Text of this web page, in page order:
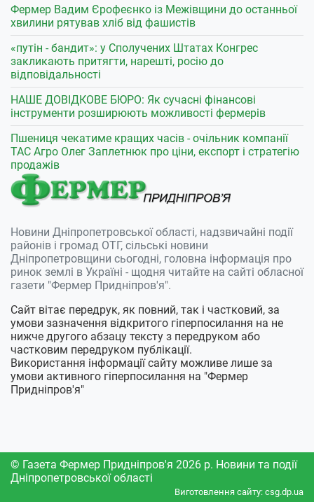
Фермер Вадим Єрофеєнко із Межівщини до останньої
хвилини рятував хліб від фашистів
«путін - бандит»: у Сполучених Штатах Конгрес
закликають притягти, нарешті, росію до
відповідальності
НАШЕ ДОВІДКОВЕ БЮРО: Як сучасні фінансові
інструменти розширюють можливості фермерів
Пшениця чекатиме кращих часів - очільник компанії
ТАС Агро Олег Заплетнюк про ціни, експорт і стратегію
продажів
Новини Дніпропетровської області, надзвичайні події
районів і громад ОТГ, сільські новини
Дніпропетровщини сьогодні, головна інформація про
ринок землі в Україні - щодня читайте на сайті обласної
газети "Фермер Придніпров'я".
Сайт вітає передрук, як повний, так і частковий, за
умови зазначення відкритого гіперпосилання на не
нижче другого абзацу тексту з передруком або
частковим передруком публікації.
Використання інформації сайту можливе лише за
умови активного гіперпосилання на "Фермер
Придніпров'я"
© Газета Фермер Придніпров'я 2026 р. Новини та події
Дніпропетровської області
Виготовлення сайту: csg.dp.ua